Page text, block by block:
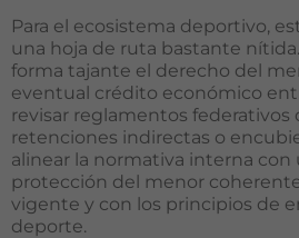
Para el ecosistema deportivo,
una hoja de ruta bastante
forma tajante el derecho del
eventual crédito económico
revisar reglamentos
retenciones indirectas o
alinear la normativa interna
protección del menor
vigente y con los principios de
deporte.